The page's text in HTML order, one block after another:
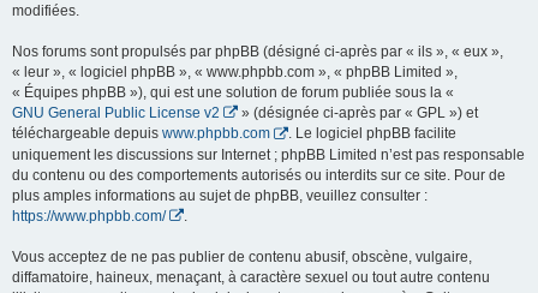
modifiées.
Nos forums sont propulsés par phpBB (désigné ci-après par « ils », « eux »,
« leur », « logiciel phpBB », « www.phpbb.com », « phpBB Limited »,
« Équipes phpBB »), qui est une solution de forum publiée sous la «
GNU General Public License v2
» (désignée ci-après par « GPL ») et
téléchargeable depuis www.phpbb.com
. Le logiciel phpBB facilite
uniquement les discussions sur Internet ; phpBB Limited n’est pas responsable
du contenu ou des comportements autorisés ou interdits sur ce site. Pour de
plus amples informations au sujet de phpBB, veuillez consulter :
https://www.phpbb.com/
Vous acceptez de ne pas publier de contenu abusif, obscène, vulgaire,
diffamatoire, haineux, menaçant, à caractère sexuel ou tout autre contenu